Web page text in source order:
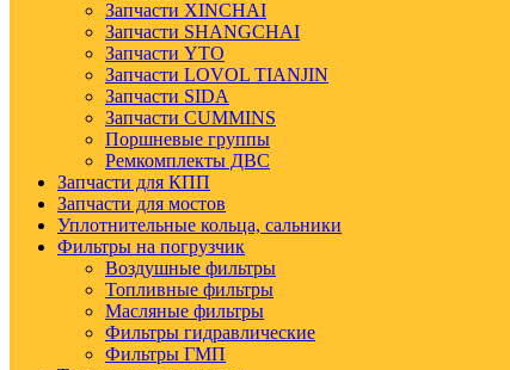
Запчасти XINCHAI
Запчасти SHANGCHAI
Запчасти YTO
Запчасти LOVOL TIANJIN
Запчасти SIDA
Запчасти CUMMINS
Поршневые группы
Ремкомплекты ДВС
Запчасти для КПП
Запчасти для мостов
Уплотнительные кольца, сальники
Фильтры на погрузчик
Воздушные фильтры
Топливные фильтры
Масляные фильтры
Фильтры гидравлические
Фильтры ГМП